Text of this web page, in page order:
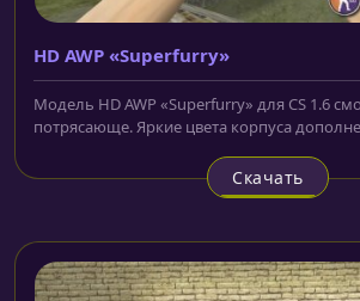
HD AWP «Superfurry»
Модель HD AWP «Superfurry» для CS 1.6
потрясающе. Яркие цвета корпуса
Скачать